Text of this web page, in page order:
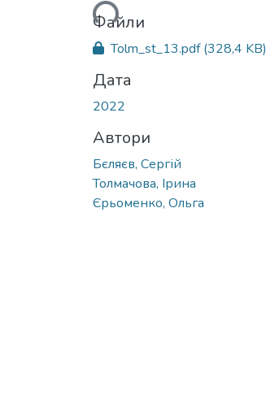
Вантажиться...Файли
Tolm_st_13.pdf(328,4 KB)
Дата
2022
Автори
Бєляєв, Сергій
Толмачова, Ірина
Єрьоменко, Ольга